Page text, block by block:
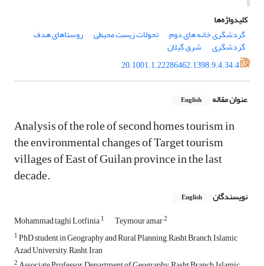
کلیدواژه‌ها
گردشگری خانه های دوم
تحولات زیست محیطی روستاهای هدف
گردشگری
شرق گیلان
20.1001.1.22286462.1398.9.4.34.4
عنوان مقاله English
Analysis of the role of second homes tourism in
the environmental changes of Target tourism
villages of East of Guilan province in the last
decade.
نویسندگان English
Mohammad taghi Lotfinia1 Teymour amar2
1PhD student in Geography and Rural Planning, Rasht Branch, Islamic
Azad University, Rasht, Iran
2